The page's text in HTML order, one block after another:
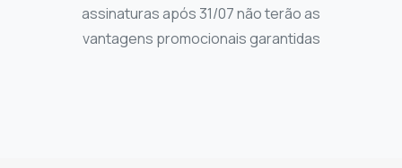
assinaturas após 31/07 não terão as
vantagens promocionais garantidas